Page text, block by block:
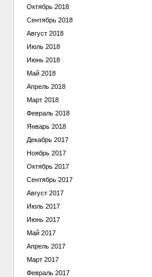
Октябрь 2018
Сентябрь 2018
Август 2018
Июль 2018
Июнь 2018
Май 2018
Апрель 2018
Март 2018
Февраль 2018
Январь 2018
Декабрь 2017
Ноябрь 2017
Октябрь 2017
Сентябрь 2017
Август 2017
Июль 2017
Июнь 2017
Май 2017
Апрель 2017
Март 2017
Февраль 2017